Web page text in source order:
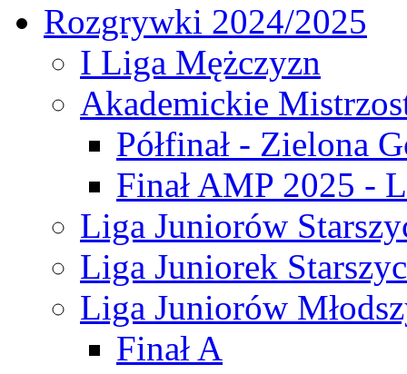
Rozgrywki 2024/2025
I Liga Mężczyzn
Akademickie
Półfinał - Zielona
Finał AMP 2025 -
Liga Juniorów
Liga Juniorek
Liga Juniorów
Finał A